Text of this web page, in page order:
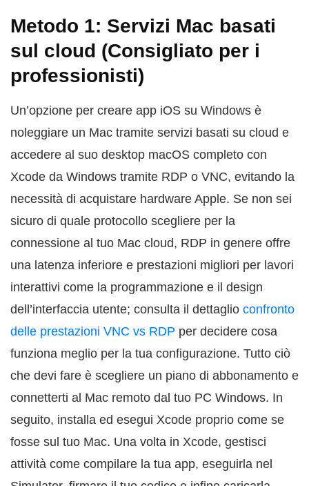
Metodo 1: Servizi Mac basati
sul cloud (Consigliato per i
professionisti)
Un’opzione per creare app iOS su Windows è
noleggiare un Mac tramite servizi basati su cloud e
accedere al suo desktop macOS completo con
Xcode da Windows tramite RDP o VNC, evitando la
necessità di acquistare hardware Apple. Se non sei
sicuro di quale protocollo scegliere per la
connessione al tuo Mac cloud, RDP in genere offre
una latenza inferiore e prestazioni migliori per lavori
interattivi come la programmazione e il design
dell’interfaccia utente; consulta il dettaglio confronto
delle prestazioni VNC vs RDP per decidere cosa
funziona meglio per la tua configurazione. Tutto ciò
che devi fare è scegliere un piano di abbonamento e
connetterti al Mac remoto dal tuo PC Windows. In
seguito, installa ed esegui Xcode proprio come se
fosse sul tuo Mac. Una volta in Xcode, gestisci
attività come compilare la tua app, eseguirla nel